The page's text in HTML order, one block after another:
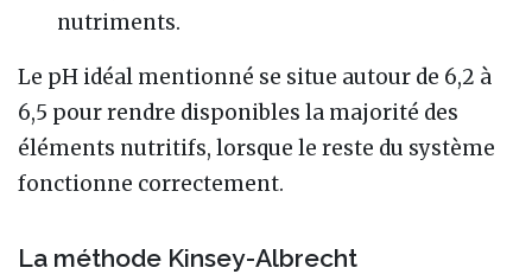
nutriments.
Le pH idéal mentionné se situe autour de 6,2 à
6,5 pour rendre disponibles la majorité des
éléments nutritifs, lorsque le reste du système
fonctionne correctement.
La méthode Kinsey-Albrecht